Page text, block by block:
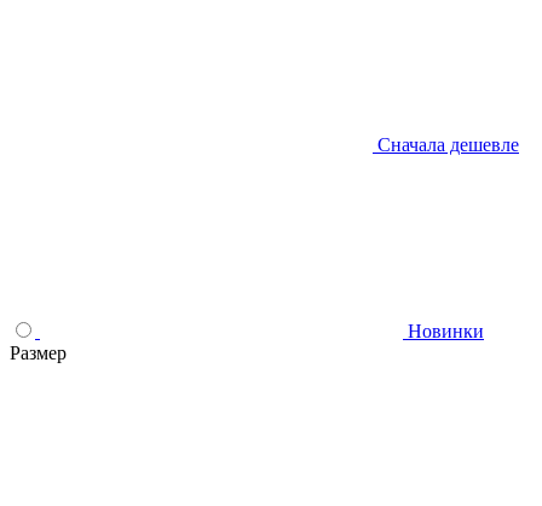
Сначала дешевле
Новинки
Размер